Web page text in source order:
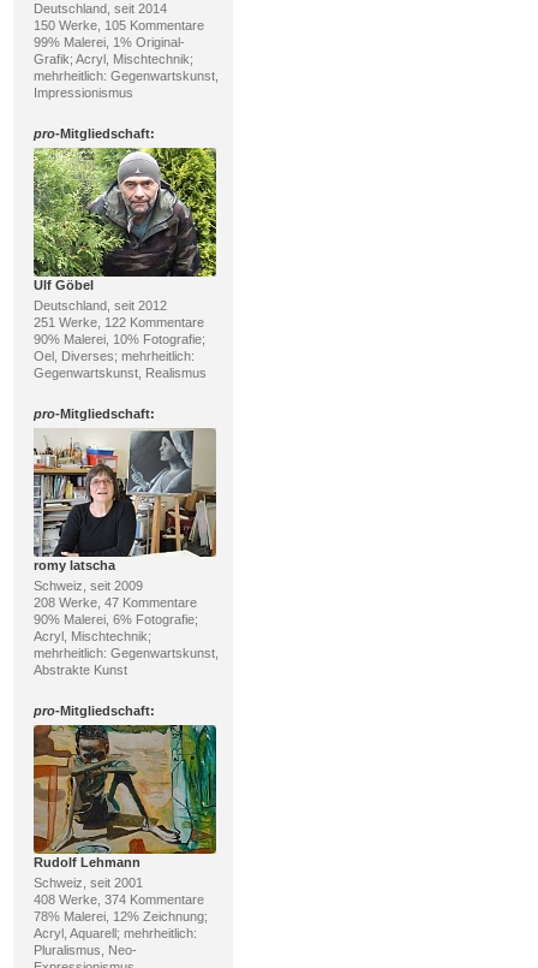
Deutschland, seit 2014
150 Werke, 105 Kommentare
99% Malerei, 1% Original-
Grafik; Acryl, Mischtechnik;
mehrheitlich: Gegenwartskunst,
Impressionismus
pro-Mitgliedschaft:
Ulf Göbel
Deutschland, seit 2012
251 Werke, 122 Kommentare
90% Malerei, 10% Fotografie;
Oel, Diverses; mehrheitlich:
Gegenwartskunst, Realismus
pro-Mitgliedschaft:
romy latscha
Schweiz, seit 2009
208 Werke, 47 Kommentare
90% Malerei, 6% Fotografie;
Acryl, Mischtechnik;
mehrheitlich: Gegenwartskunst,
Abstrakte Kunst
pro-Mitgliedschaft:
Rudolf Lehmann
Schweiz, seit 2001
408 Werke, 374 Kommentare
78% Malerei, 12% Zeichnung;
Acryl, Aquarell; mehrheitlich:
Pluralismus, Neo-